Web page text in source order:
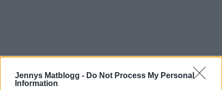
Jennys Matblogg - Do Not Process My Personal
Information